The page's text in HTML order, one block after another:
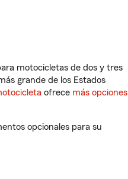
motocicletas de dos y tres
grande de los Estados
ofrece más opciones
opcionales para su